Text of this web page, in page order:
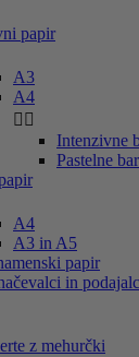
papir
A3
A4
 
Intenzivne
Pastelne
A4
A3 in A5
papir
in
z mehurčki